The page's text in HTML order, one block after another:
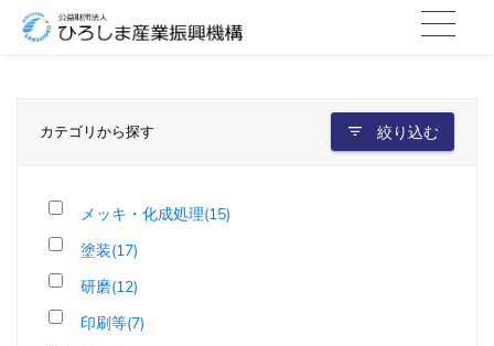
カテゴリから探す 絞り込む
メッキ・化成処理(15)
塗装(17)
研磨(12)
印刷等(7)